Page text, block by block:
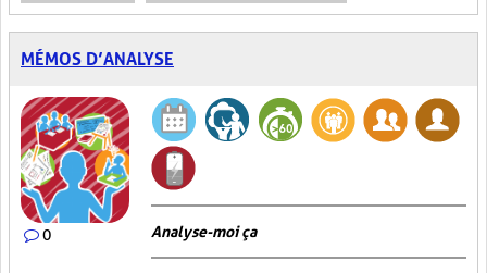
MÉMOS D’ANALYSE
0 Analyse-moi ça